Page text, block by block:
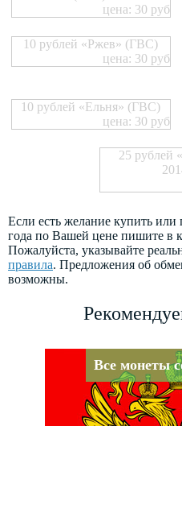
цена: 30 руб
10 рублей «Ржев» (ГВС)
цена: 30 руб
10 рублей «Ельня» (ГВС)
цена: 30 руб
25 рублей
Если есть желание купить или
года по Вашей цене пишите в
Пожалуйста, указывайте
правила. Предложения об
возможны.
Все монеты